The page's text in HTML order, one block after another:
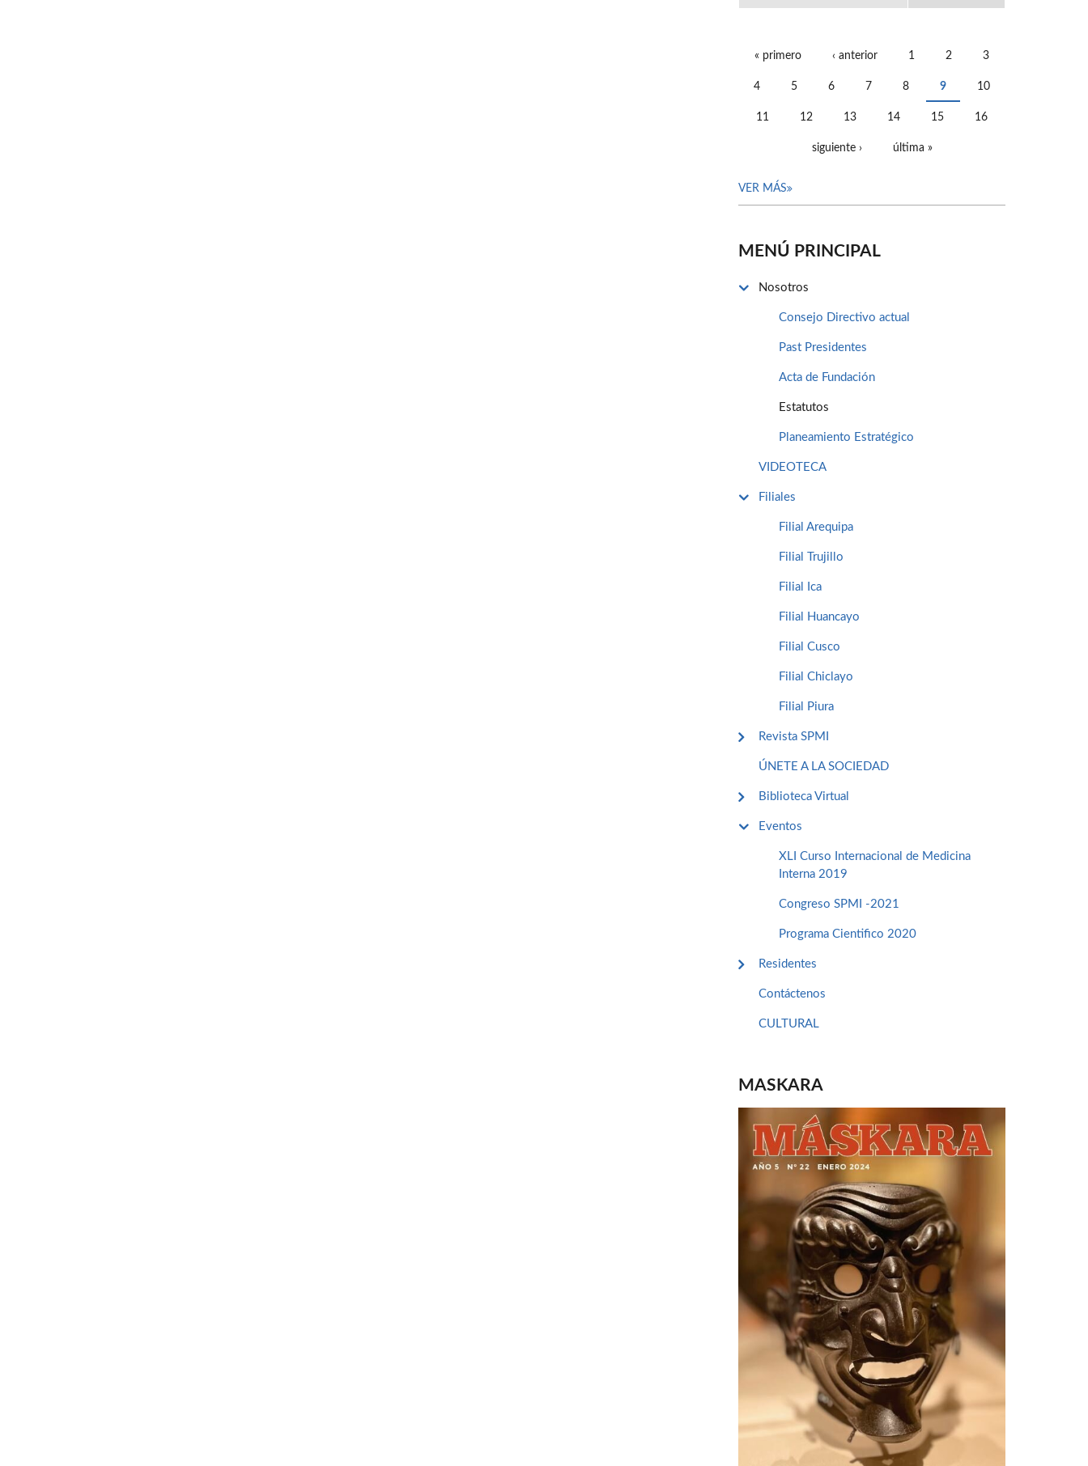
« primero ‹ anterior 1 2 3
4 5 6 7 8 9 10
11 12 13 14 15 16
siguiente › última »
VER MÁS
MENÚ PRINCIPAL
Nosotros
Consejo Directivo actual
Past Presidentes
Acta de Fundación
Estatutos
Planeamiento Estratégico
VIDEOTECA
Filiales
Filial Arequipa
Filial Trujillo
Filial Ica
Filial Huancayo
Filial Cusco
Filial Chiclayo
Filial Piura
Revista SPMI
ÚNETE A LA SOCIEDAD
Biblioteca Virtual
Eventos
XLI Curso Internacional de Medicina
Interna 2019
Congreso SPMI -2021
Programa Cientifico 2020
Residentes
Contáctenos
CULTURAL
MASKARA